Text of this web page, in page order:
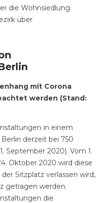
die Wohnsiedlung
über
mit Corona
werden (Stand:
in einem
derzeit bei 750
September 2020). Vom 1.
Oktober 2020 wird diese
Sitzplatz verlassen wird,
getragen werden.
die